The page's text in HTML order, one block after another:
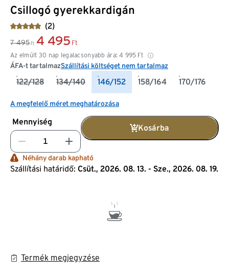
Csillogó gyerekkardigán
(2)
7 495 Ft 4 495 Ft
Az elmúlt 30 nap legalacsonyabb ára: 4 995 Ft
ÁFA-t tartalmazSzállítási költséget nem tartalmaz
122/128 134/140 146/152 158/164 170/176
A megfelelő méret meghatározása
Mennyiség
Kosárba
Néhány darab kapható
Szállítási határidő: Csüt., 2026. 08. 13. - Sze., 2026. 08. 19.
Termék megjegyzése